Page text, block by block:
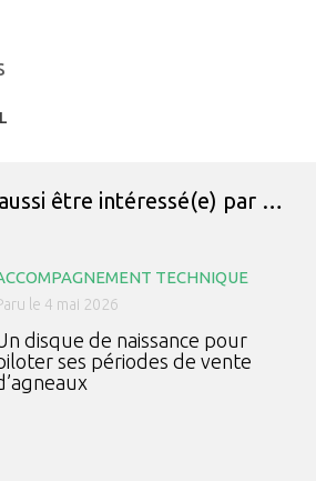
être intéressé(e) par …
TECHNIQUE
le 4 mai 2026
disque de naissance pour
ses périodes de vente